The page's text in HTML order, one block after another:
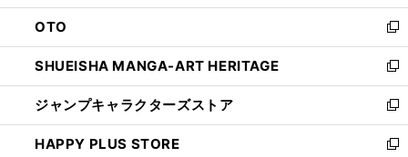
ウ
で
開
く
ン
ド
ウ
で
開
く
OTO
新
し
い
ウ
ィ
ン
ド
SHUEISHA MANGA-ART HERITAGE
新
し
い
ウ
ィ
ジャンプキャラクターズストア
新
し
い
HAPPY PLUS STORE
新